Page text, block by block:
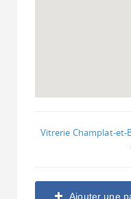
Vitrerie Champlat-et-
Ajouter une